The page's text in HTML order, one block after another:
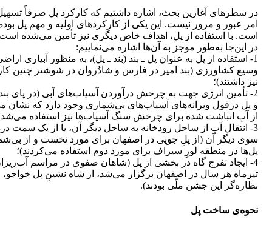
در سطرهای آغازین بحث، اشاره داشتیم که کارکرد پل صرفاً
امر عبور و مرور نیست. این یکی از کارکردهای اولیه و مهم پل
است. با استفاده از پل، اهداف خاص دیگری نیز تأمین می‌شده
در این‌جا به‌طور موجز به آن‌ها اشاره می‌نماییم:
1- استفاده از پل به عنوان پل ـ بند (بند ـ پل)، به منظور آبیاری
وسیع کشاورزی (بند امیر در فارس و شادُروان در شوشتر چنین
نیز داشتند)؛
2- تأمین انرژی جهت به چرخش درآوردن آسیاب‌های آبی (در پای
و پل دزفول ویرانه‌های آسیاب‌های بی‌شماری وجود دارد که نشان
از آبِ انباشت شده برای چرخش سنگ آسیاب‌ها نیز استفاده
3- انتقال آب از ساحل رودخانه به ساحل دیگر آن، یا از یک سمت
سوی دیگر آن (از پلِ جویی در اصفهان برای مورد نخست و از
پل‌ها در منطقه لورِ سیراف برای مورد دوم استفاده می‌کردند)؛
4- ایجاد تفرج گاه در بخشی از پل (شاهان صفوی در مراسم
تیرماه هر سال در اصفهان برگزار می‌شد، از شاه نشینِ پل خواجو،
نظاره‌گر این جشن ملّی بودند).
نحوه‌ی ساخت پل